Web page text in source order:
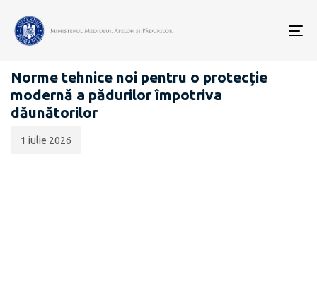
COMUNICATE DE PRESĂ
Norme tehnice noi pentru o protecție
modernă a pădurilor împotriva
dăunătorilor
publicării:
1 iulie 2026